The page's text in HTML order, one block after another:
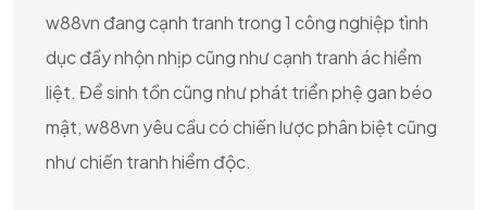
w88vn đang cạnh tranh trong 1 công nghiệp tình
dục đầy nhộn nhịp cũng như cạnh tranh ác hiểm
liệt. Để sinh tồn cũng như phát triển phệ gan béo
mật, w88vn yêu cầu có chiến lược phân biệt cũng
như chiến tranh hiểm độc.